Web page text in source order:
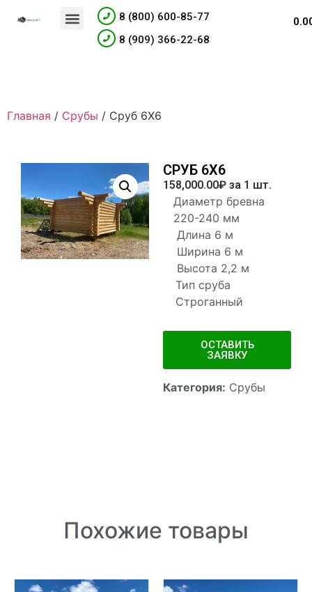
8 (800) 600-85-77
8 (909) 366-22-68
Главная / Срубы / Сруб 6Х6
СРУБ 6Х6
158,000.00₽ за 1 шт.
Диаметр бревна
220-240 мм
Длина 6 м
Ширина 6 м
Высота 2,2 м
Тип сруба
Строганный
ОСТАВИТЬ
ЗАЯВКУ
Категория: Срубы
Похожие товары